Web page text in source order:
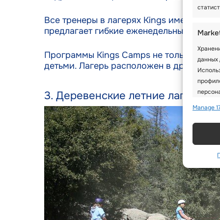
данных
на
Manage
Все тренеры в лагерях Kings имеют
предлагает гибкие еженедельные и
Программы Kings Camps не только
детьми. Лагерь расположен в
3. Деревенские летние лагеря